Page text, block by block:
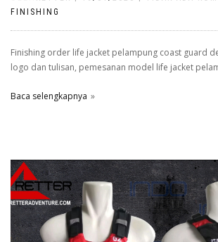
FINISHING
Finishing order life jacket pelampung coast guard
logo dan tulisan, pemesanan model life jacket
Baca selengkapnya